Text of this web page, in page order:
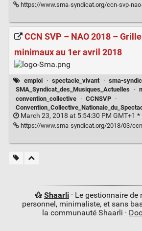
https://www.sma-syndicat.org/ccn-svp-nao-2021-grille-des-
CCN SVP – NAO 2018 –
minimaux au 1er avril 2018
emploi · spectacle_vivant · sma-
SMA_Syndicat_des_Musiques_Actuelles
·
convention_collective
· CCNSVP
·
March 23, 2018 at 5:54:30 PM GMT+1 *
https://www.sma-syndicat.org/2018/03/ccn-svp-nao-2018-grille-des-
Shaarli· Le gestionnaire de
personnel, minimaliste, et sans
la communauté Shaarli ·